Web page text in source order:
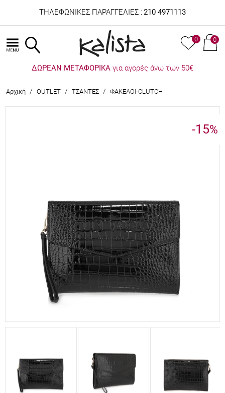
ΤΗΛΕΦΩΝΙΚΕΣ ΠΑΡΑΓΓΕΛΙΕΣ : 210 4971113
0 0
ΔΩΡΕΑΝ ΜΕΤΑΦΟΡΙΚΑ για αγορές άνω των 50€
Αρχική / OUTLET / ΤΣΑΝΤΕΣ / ΦΑΚΕΛΟΙ-CLUTCH
-15%